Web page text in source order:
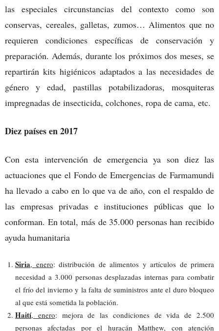
las especiales circunstancias del contexto como son
conservas, cereales, galletas, zumos… Alimentos que no
requieren condiciones específicas de conservación y
preparación. Además, durante los próximos dos meses, se
repartirán kits higiénicos adaptados a las necesidades de
género y edad, pastillas potabilizadoras, mosquiteras
impregnadas de insecticida, colchones, ropa de cama, etc.
Diez países en 2017
Con esta intervención de emergencia ya son diez las
actuaciones que el Fondo de Emergencias de Farmamundi
ha llevado a cabo en lo que va de año, con el respaldo de
las empresas privadas e instituciones públicas que lo
conforman. En total, más de 35.000 personas han recibido
ayuda humanitaria
Siria, enero: distribución de alimentos y artículos de primera
necesidad a 3.000 personas desplazadas internas para combatir
el frío del invierno y la falta de suministros ante el duro bloqueo
al que está sometida la población.
Haití, enero: mejora de las condiciones de vida de 2.500
personas afectadas por el huracán Matthew, con atención